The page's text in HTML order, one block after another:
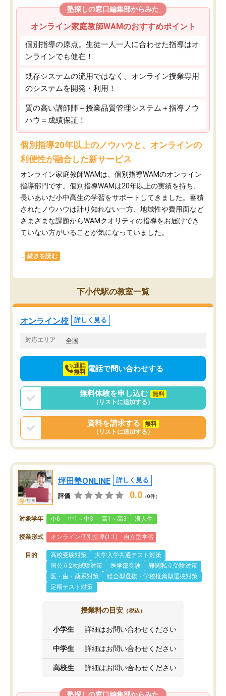
塾探しの窓口編集部からみた
オンライン家庭教師WAMのおすすめポイント
個別指導の原点。生徒一人一人に合わせた指導はオ
ンラインでも健在！
既存システムの流用ではなく、オンライン授業専用
のシステムを開発・利用！
質の高い講師陣＋授業品質管理システム＋指導ノウ
ハウ＝成績保証！
個別指導20年以上のノウハウと、オンラインの
利便性が融合した新サービス
オンライン家庭教師WAMは、個別指導WAMのオンライン
指導部門です。個別指導WAMは20年以上の実績を持ち、
長いあいだ小中高生の学習をサポートしてきました。蓄積
されたノウハウは計り知れない一方、地域性や費用面など
さまざまな課題からWAMクオリティの指導をお届けでき
ていない方がいることが気になっていました。
続きを読む
下小代駅の教室一覧
オンライン校 詳しく見る
対応エリア 全国
通話
無料 電話で問い合わせする
無料体験を申し込む
無料
（リストに追加する）
資料を請求する
無料
（リストに追加する）
坪田塾ONLINE 詳しく見る
評価 0.0 （0件）
対象学年 小6 中1～中3 高1～高3 浪人生
授業形式 オンライン個別指導(1:1) 自立型学習
目的 高校受験対策
大学入学共通テスト対策
国公立2次試験対策
医学部受験
難関私立受験対策
医・歯・薬系対策
総合型選抜・学校推薦型選抜対策
定期テスト対策
授業料の目安 （税込）
小学生 詳細はお問い合わせください
中学生 詳細はお問い合わせください
高校生 詳細はお問い合わせください
塾探しの窓口編集部からみた